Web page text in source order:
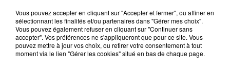
Gagnez vos entrées pour Plopsaland
Vous pouvez accepter en cliquant sur "Accepter et fermer", ou affiner en
sélectionnant les finalités et/ou partenaires dans "Gérer mes choix".
Vous pouvez également refuser en cliquant sur "Continuer sans
accepter". Vos préférences ne s'appliqueront que pour ce site. Vous
pouvez mettre à jour vos choix, ou retirer votre consentement à tout
moment via le lien "Gérer les cookies" situé en bas de chaque page.